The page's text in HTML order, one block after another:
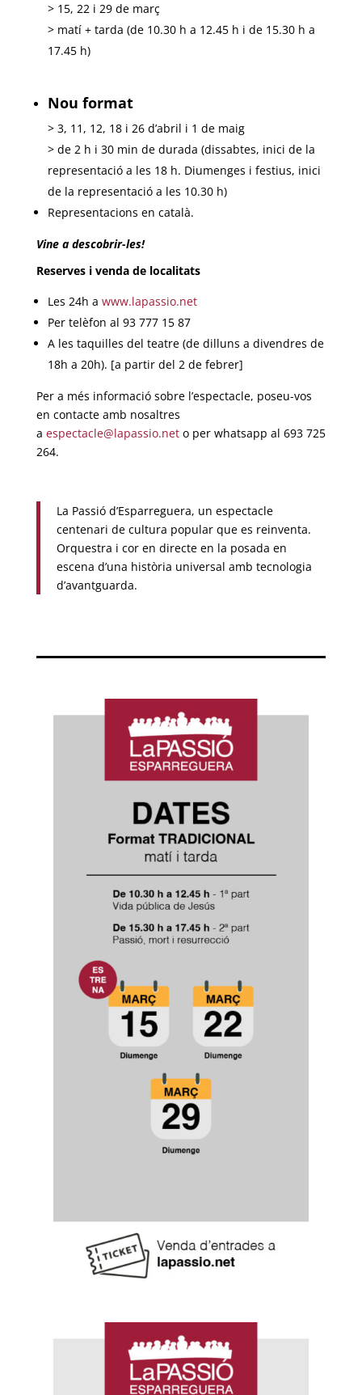
> 15, 22 i 29 de març
> matí + tarda (de 10.30 h a 12.45 h i de 15.30 h a
17.45 h)
Nou format
> 3, 11, 12, 18 i 26 d’abril i 1 de maig
> de 2 h i 30 min de durada (dissabtes, inici de la
representació a les 18 h. Diumenges i festius, inici
de la representació a les 10.30 h)
Representacions en català.
Vine a descobrir-les!
Reserves i venda de localitats
Les 24h a www.lapassio.net
Per telèfon al 93 777 15 87
A les taquilles del teatre (de dilluns a divendres de
18h a 20h). [a partir del 2 de febrer]
Per a més informació sobre l’espectacle, poseu-vos
en contacte amb nosaltres
a espectacle@lapassio.net o per whatsapp al 693 725
264.
La Passió d’Esparreguera, un espectacle
centenari de cultura popular que es reinventa.
Orquestra i cor en directe en la posada en
escena d’una història universal amb tecnologia
d’avantguarda.